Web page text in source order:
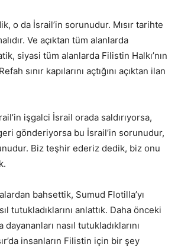
o da İsrail’in sorunudur. Mısır tarihte
Ve açıktan tüm alanlarda
siyasi tüm alanlarda Filistin Halkı’nın
sınır kapılarını açtığını açıktan ilan
işgalci İsrail orada saldırıyorsa,
gönderiyorsa bu İsrail’in sorunudur,
Biz teşhir ederiz dedik, biz onu
bahsettik, Sumud Flotilla’yı
tutukladıklarını anlattık. Daha önceki
dayananları nasıl tutukladıklarını
insanların Filistin için bir şey